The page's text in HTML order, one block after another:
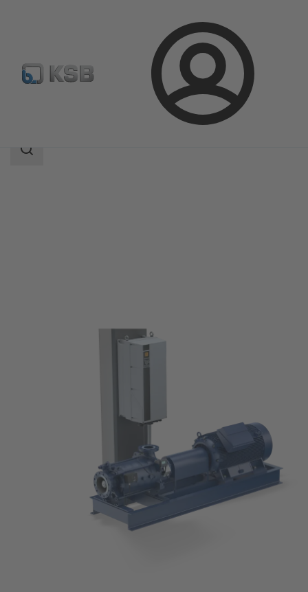
登
录
MultiTec Plus
搜